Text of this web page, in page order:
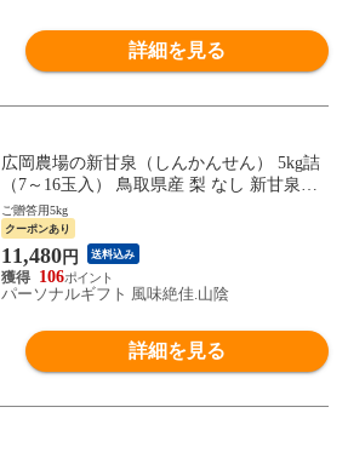
詳細を見る
広岡農場の新甘泉（しんかんせん） 5kg詰
（7～16玉入） 鳥取県産 梨 なし 新甘泉梨
赤秀（ご贈答用） 送料無料（北海道・沖縄
を除く）
ご贈答用5kg
クーポンあり
11,480円 送料込み
106
パーソナルギフト 風味絶佳.山陰
詳細を見る